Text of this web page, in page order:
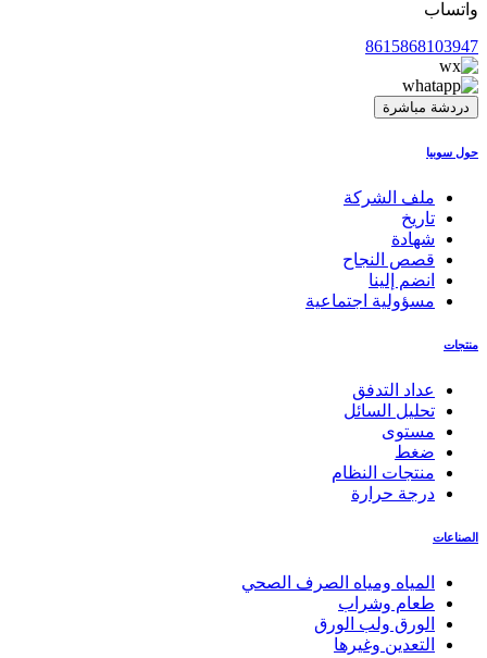
واتساب
8615868103947
دردشة مباشرة
حول سوبيا
ملف الشركة
تاريخ
شهادة
قصص النجاح
انضم إلينا
مسؤولية اجتماعية
منتجات
عداد التدفق
تحليل السائل
مستوى
ضغط
منتجات النظام
درجة حرارة
الصناعات
المياه ومياه الصرف الصحي
طعام وشراب
الورق ولب الورق
التعدين وغيرها